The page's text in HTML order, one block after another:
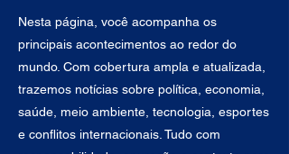
Nesta página, você acompanha os
principais acontecimentos ao redor do
mundo. Com cobertura ampla e atualizada,
trazemos notícias sobre política, economia,
saúde, meio ambiente, tecnologia, esportes
e conflitos internacionais. Tudo com